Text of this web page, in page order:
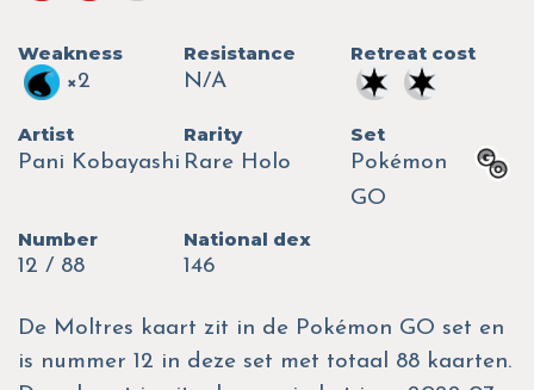
Weakness
×2
Resistance
N/A
Retreat cost
Artist
Pani Kobayashi
Rarity
Rare Holo
Set
Pokémon
GO
Number
12 / 88
National dex
146
De Moltres kaart zit in de Pokémon GO set en
is nummer 12 in deze set met totaal 88 kaarten.